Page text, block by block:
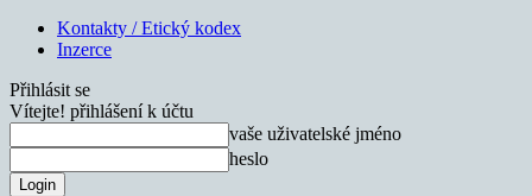
Kontakty / Etický kodex
Inzerce
Přihlásit se
Vítejte! přihlášení k účtu
vaše uživatelské jméno
heslo